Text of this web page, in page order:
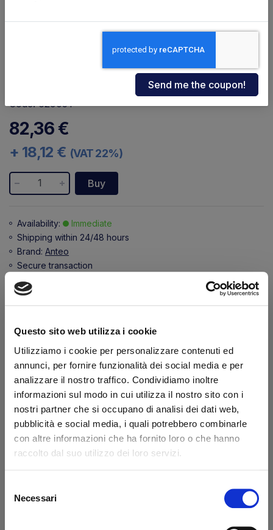
Questo sito web utilizza i cookie
Utilizziamo i cookie per personalizzare contenuti ed
annunci, per fornire funzionalità dei social media e per
analizzare il nostro traffico. Condividiamo inoltre
informazioni sul modo in cui utilizza il nostro sito con i
nostri partner che si occupano di analisi dei dati web,
pubblicità e social media, i quali potrebbero combinarle
con altre informazioni che ha fornito loro o che hanno
raccolto dal suo utilizzo dei loro servizi.
delNecessari
Code: 62905T
82,36 €
+ 18,12 € (VAT 22%)
Buy
Availability:
Immediate
Shipping within 24/48 hours
Brand: Anteo
Secure transaction
Do you have a VAT number?
Features
Depth (mm)
10
Length (mm)
280
Width (mm)
20
What they say about us